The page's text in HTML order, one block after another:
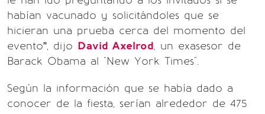
habían vacunado y solicitándoles que se
hicieran una prueba cerca del momento del
evento”, dijo David Axelrod, un exasesor de
Barack Obama al "New York Times".
Según la información que se había dado a
conocer de la fiesta, serían alrededor de 475